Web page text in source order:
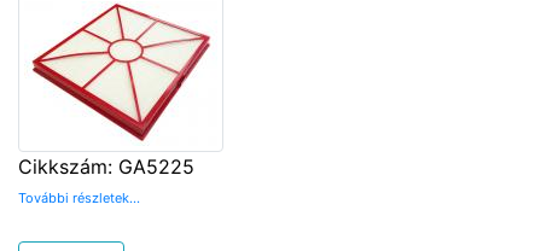
Cikkszám: GA5225
További részletek...